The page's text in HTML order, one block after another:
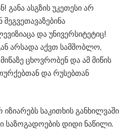
განა ასგზის უკეთესი არ
და უნივერსიტეტიც!
არსადა აქვთ სამშობლო,
ცხოვრობენ და ამ მიწის
და რუსებთან
საკითხის განხილვაში
დიდი ნაწილი.